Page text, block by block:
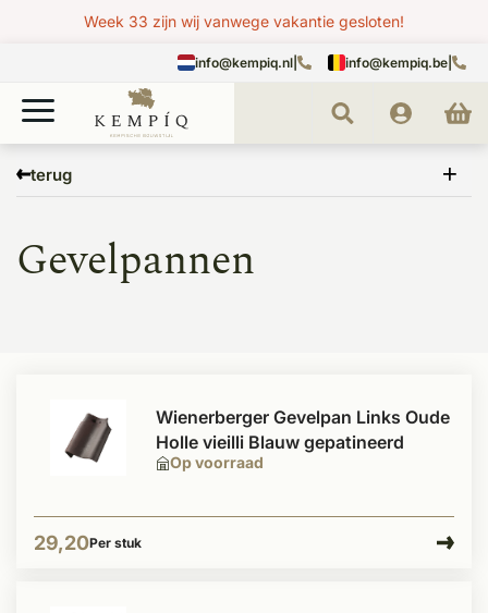
Week 33 zijn wij vanwege vakantie gesloten!
info@kempiq.nl info@kempiq.be
terug
DakpannenHulpstukken
Gevelpannen
Op voorraad
Wienerberger Gevelpan Links Oude
Holle vieilli Blauw gepatineerd
29,20Per stuk